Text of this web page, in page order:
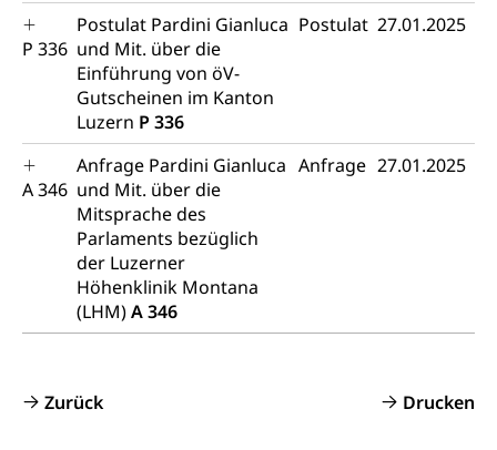
P 336
Postulat Pardini Gianluca
und Mit. über die
Einführung von öV-
Gutscheinen im Kanton
Luzern P 336
Postulat 27.01.2025
A 346
Anfrage Pardini Gianluca
und Mit. über die
Mitsprache des
Parlaments bezüglich
der Luzerner
Höhenklinik Montana
(LHM)A 346
Anfrage 27.01.2025
Zurück Drucken
Gleichstellung aller Geschlechter und
Lebensformen
Gleichstellung Menschen mit
Behinderungen
Schlichtungsbehörde Gleichstellung
Zivilverfahren
Zivilrecht, Zivilrechtspflege, Gerichtsverfahren
Bezirksgerichte: Aufgaben und Verfahren
Kosten im Zivilprozess
Betreibung und Konkurs
Bankrott, Schulden, Zahlungsunfähigkeit, Pfändung
Schulden (gruezi.lu.ch)
Betreibungsämter
Betreibungsverfahren
Demokratie
Regierungsform, Stimm- und Wahlrecht,
Stimmrecht, Abstimmungen, Wahlen, politische
Parteien, Grundfreiheiten, Pluralismus
Volksrechte
Kantonale Steuern
Verrechnungssteuer, Quellensteuer,